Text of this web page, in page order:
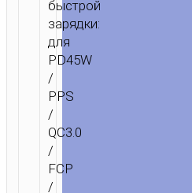
КАБЕЛЕМ
быстрой
зарядки:
для
PD45W
/
PPS
/
QC3.0
/
FCP
/